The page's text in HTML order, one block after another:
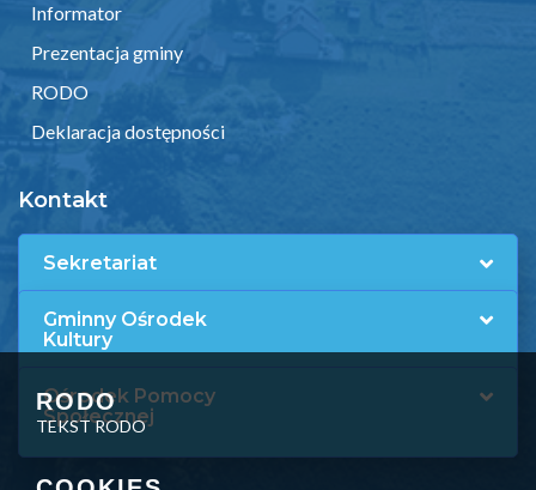
Informator
Prezentacja gminy
RODO
Deklaracja dostępności
Kontakt
Sekretariat
Gminny Ośrodek
Kultury
Ośrodek Pomocy
Społecznej
RODO
TEKST RODO